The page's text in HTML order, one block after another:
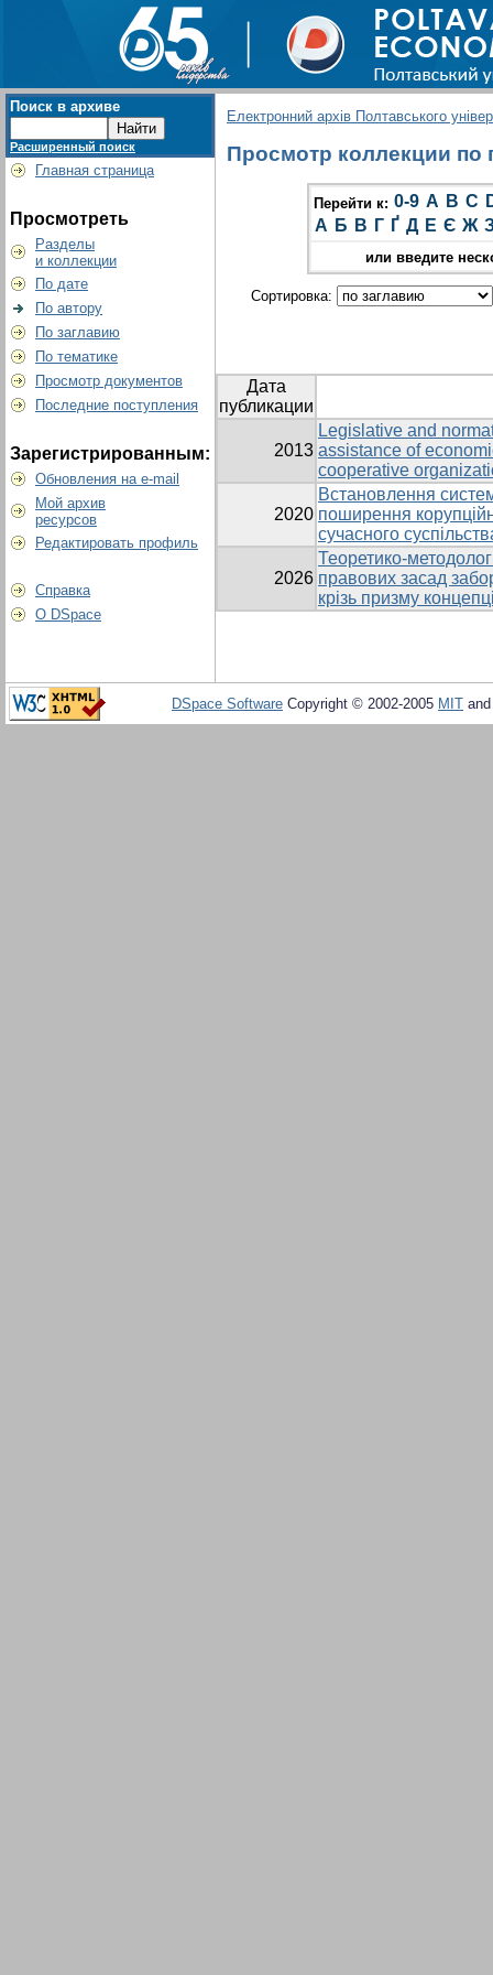
Поиск в архиве
Расширенный поиск
Главная страница
Просмотреть
Разделы
и коллекции
По дате
По автору
По заглавию
По тематике
Просмотр документов
Последние поступления
Зарегистрированным:
Обновления на e-mail
Мой архив
ресурсов
Редактировать профиль
Справка
О DSpace
Електронний архів Полтавського
Просмотр коллекции по
Перейти к: 0-9 A B C
А Б В Г Ґ Д Е Є Ж
или введите
Сортировка:
Дата
публикации
2013
Legislative and
assistance of
cooperative
2020
Встановлення
поширення
сучасного
2026
Теоретико-
правових засад
крізь призму
DSpace Software Copyright © 2002-2005 MIT